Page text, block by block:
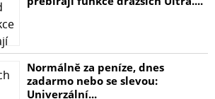
dnes a zažijte rozdíl!
Normálně za peníze, dnes
zadarmo nebo se slevou:
Univerzální...